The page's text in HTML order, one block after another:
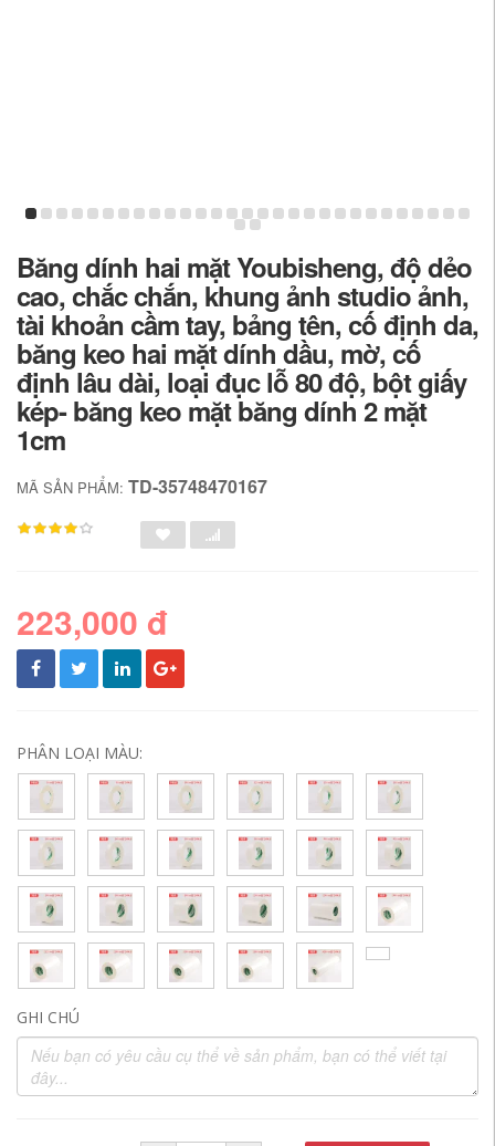
Băng dính hai mặt Youbisheng, độ dẻo
cao, chắc chắn, khung ảnh studio ảnh,
tài khoản cầm tay, bảng tên, cố định da,
băng keo hai mặt dính dầu, mờ, cố
định lâu dài, loại đục lỗ 80 độ, bột giấy
kép- băng keo mặt băng dính 2 mặt
1cm
MÃ SẢN PHẨM: TD-35748470167
223,000 đ
PHÂN LOẠI MÀU:
GHI CHÚ